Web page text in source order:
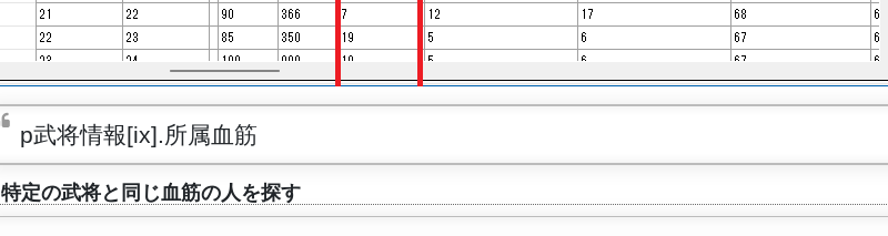
p武将情報[ix].所属血筋
特定の武将と同じ血筋の人を探す